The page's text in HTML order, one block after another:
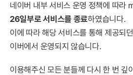
네이버 내부 서비스 운영 정책에 따라
26일부로 서비스를 종료하였습니다.
이에 따라 해당 서비스를 통해 제공되
이버에서 운영되지 않습니다.
이용해주신 모든 분들께 다시 한 번 깊